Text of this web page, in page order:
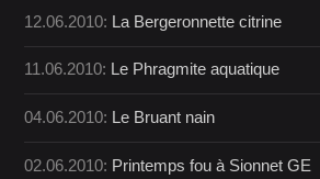
12.06.2010: La Bergeronnette citrine
11.06.2010: Le Phragmite aquatique
04.06.2010: Le Bruant nain
02.06.2010: Printemps fou à Sionnet GE